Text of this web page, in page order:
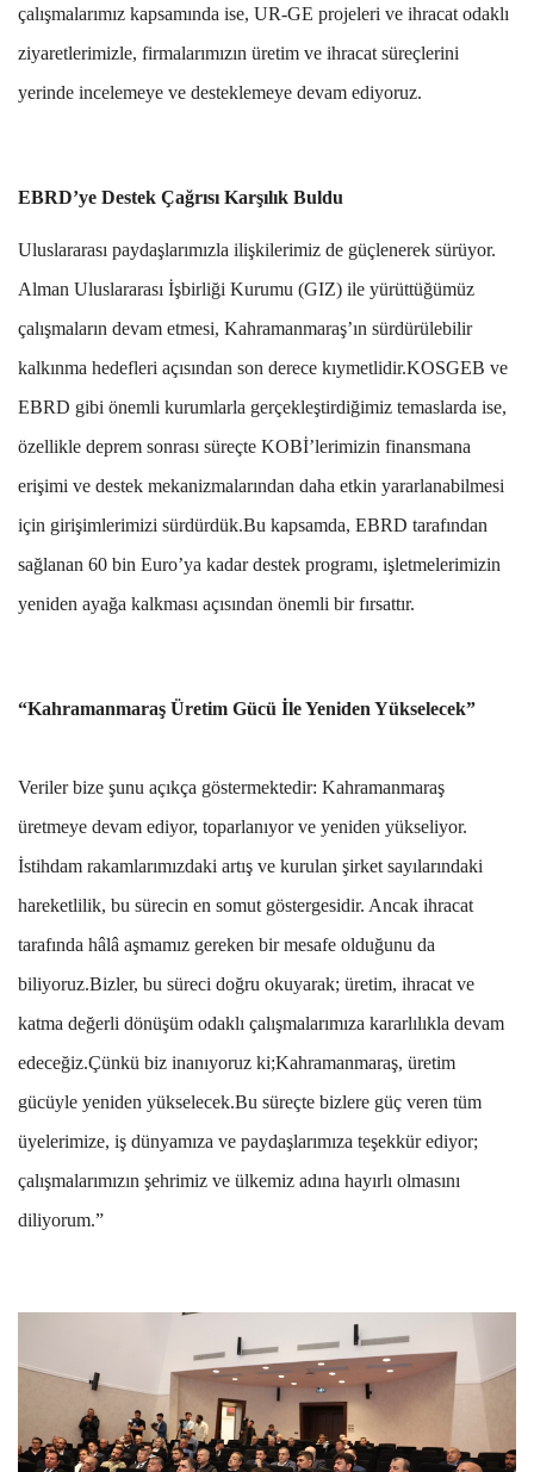
çalışmalarımız kapsamında ise, UR-GE projeleri ve ihracat odaklı
ziyaretlerimizle, firmalarımızın üretim ve ihracat süreçlerini
yerinde incelemeye ve desteklemeye devam ediyoruz.
EBRD’ye Destek Çağrısı Karşılık Buldu
Uluslararası paydaşlarımızla ilişkilerimiz de güçlenerek sürüyor.
Alman Uluslararası İşbirliği Kurumu (GIZ) ile yürüttüğümüz
çalışmaların devam etmesi, Kahramanmaraş’ın sürdürülebilir
kalkınma hedefleri açısından son derece kıymetlidir.KOSGEB ve
EBRD gibi önemli kurumlarla gerçekleştirdiğimiz temaslarda ise,
özellikle deprem sonrası süreçte KOBİ’lerimizin finansmana
erişimi ve destek mekanizmalarından daha etkin yararlanabilmesi
için girişimlerimizi sürdürdük.Bu kapsamda, EBRD tarafından
sağlanan 60 bin Euro’ya kadar destek programı, işletmelerimizin
yeniden ayağa kalkması açısından önemli bir fırsattır.
“Kahramanmaraş Üretim Gücü İle Yeniden Yükselecek”
Veriler bize şunu açıkça göstermektedir: Kahramanmaraş
üretmeye devam ediyor, toparlanıyor ve yeniden yükseliyor.
İstihdam rakamlarımızdaki artış ve kurulan şirket sayılarındaki
hareketlilik, bu sürecin en somut göstergesidir. Ancak ihracat
tarafında hâlâ aşmamız gereken bir mesafe olduğunu da
biliyoruz.Bizler, bu süreci doğru okuyarak; üretim, ihracat ve
katma değerli dönüşüm odaklı çalışmalarımıza kararlılıkla devam
edeceğiz.Çünkü biz inanıyoruz ki;Kahramanmaraş, üretim
gücüyle yeniden yükselecek.Bu süreçte bizlere güç veren tüm
üyelerimize, iş dünyamıza ve paydaşlarımıza teşekkür ediyor;
çalışmalarımızın şehrimiz ve ülkemiz adına hayırlı olmasını
diliyorum.”